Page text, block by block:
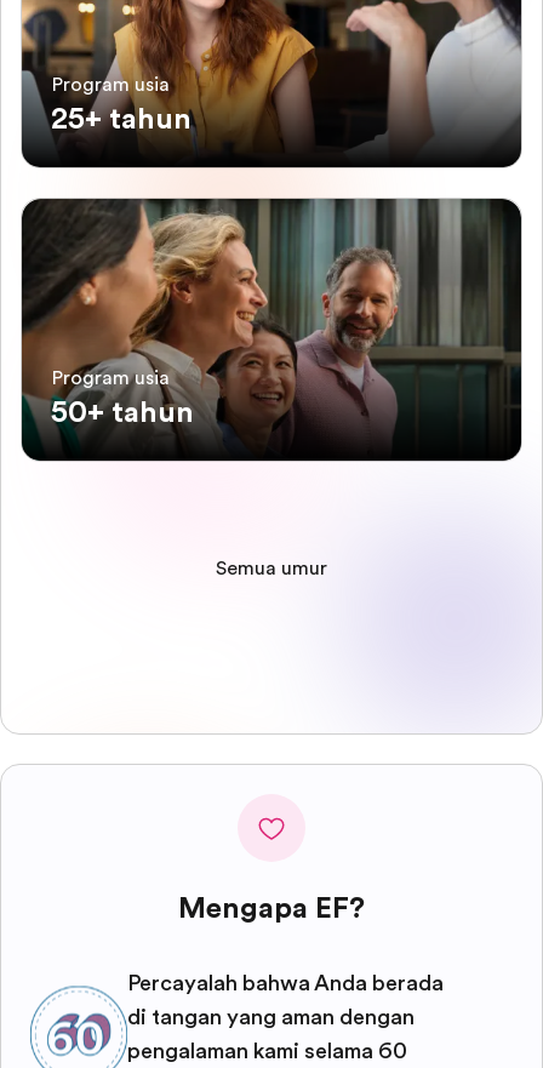
Program usia
25+ tahun
Program usia
50+ tahun
Semua umur
Mengapa EF?
Percayalah bahwa Anda berada
di tangan yang aman dengan
pengalaman kami selama 60